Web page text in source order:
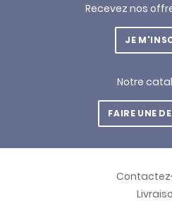
Recevez nos
JE
Notre
FAIRE UNE